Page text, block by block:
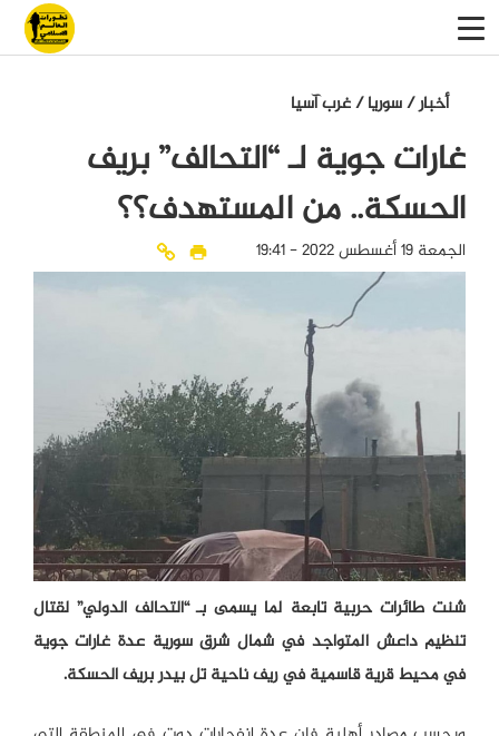
أخبار/سوريا/غرب آسيا
غارات جوية لـ “التحالف” بريف
الحسكة.. من المستهدف؟؟
الجمعة 19 أغسطس 2022 - 19:41
شنت طائرات حربية تابعة لما يسمى بـ “التحالف الدولي” لقتال
تنظيم داعش المتواجد في شمال شرق سورية عدة غارات جوية
في محيط قرية قاسمية في ريف ناحية تل بيدر بريف الحسكة.